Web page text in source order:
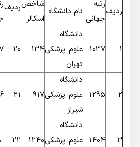
جهانی
نام دانشگاه
شاخصردیفرتبه
جهانی
1037
دانشگاه
علوم پزشکی134
20
7367
1295
دانشگاه
علوم پزشکی917
21
7816
1404
دانشگاه
علوم پزشکی1240
22
7838